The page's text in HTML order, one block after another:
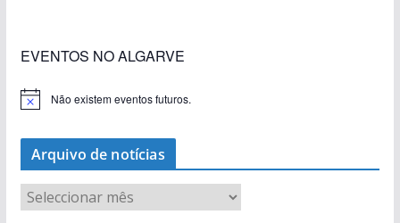
EVENTOS NO ALGARVE
Não existem eventos futuros.
Arquivo de notícias
r